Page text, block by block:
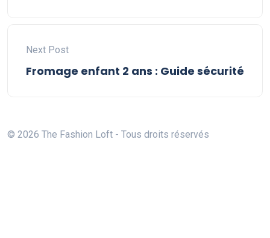
Next Post
Fromage enfant 2 ans : Guide sécurité
© 2026 The Fashion Loft - Tous droits réservés